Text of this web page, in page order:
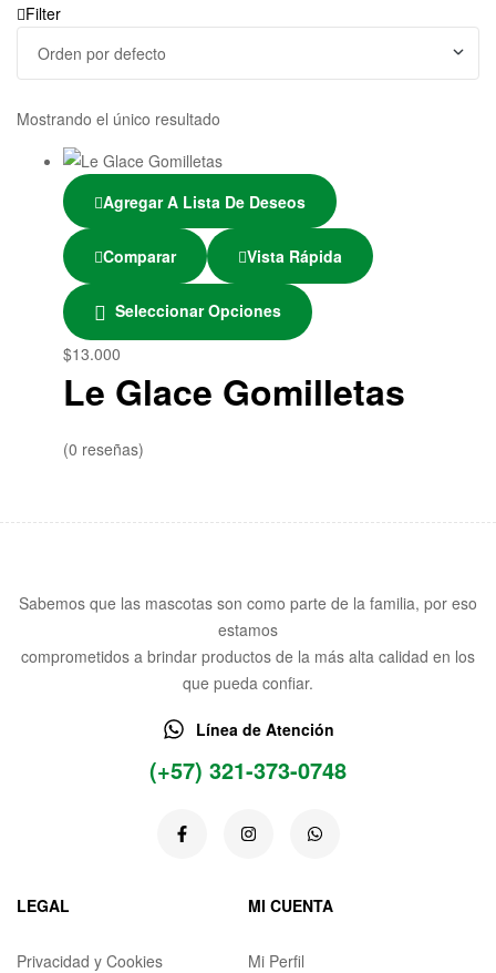
Filter
Mostrando el único resultado
Agregar A Lista De Deseos
Comparar Vista Rápida
Seleccionar Opciones
$13.000
Le Glace Gomilletas
(0 reseñas)
Sabemos que las mascotas son como parte de la familia, por eso
estamos
comprometidos a brindar productos de la más alta calidad en los
que pueda confiar.
Línea de Atención
(+57) 321-373-0748
LEGAL
Privacidad y Cookies
MI CUENTA
Mi Perfil